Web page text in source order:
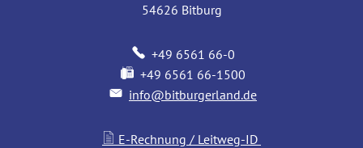
54626 Bitburg
+49 6561 66-0
+49 6561 66-1500
info@bitburgerland.de
E-Rechnung / Leitweg-ID